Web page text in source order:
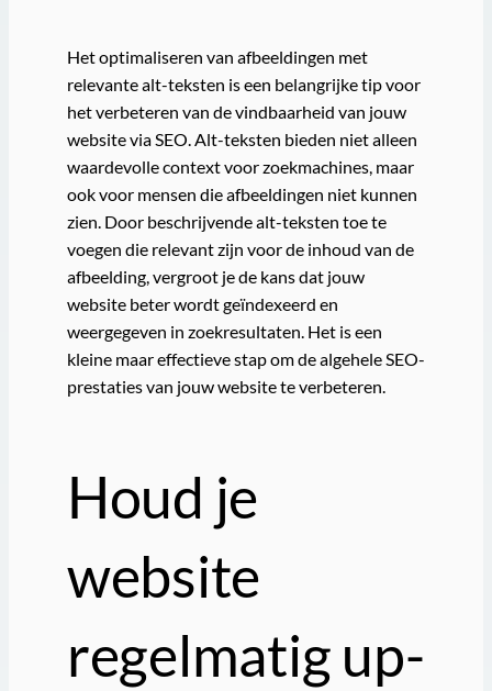
Het optimaliseren van afbeeldingen met
relevante alt-teksten is een belangrijke tip voor
het verbeteren van de vindbaarheid van jouw
website via SEO. Alt-teksten bieden niet alleen
waardevolle context voor zoekmachines, maar
ook voor mensen die afbeeldingen niet kunnen
zien. Door beschrijvende alt-teksten toe te
voegen die relevant zijn voor de inhoud van de
afbeelding, vergroot je de kans dat jouw
website beter wordt geïndexeerd en
weergegeven in zoekresultaten. Het is een
kleine maar effectieve stap om de algehele SEO-
prestaties van jouw website te verbeteren.
Houd je
website
regelmatig up-